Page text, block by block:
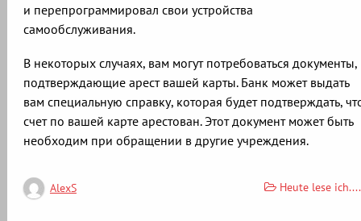
и перепрограммировал свои устройства
самообслуживания.
В некоторых случаях, вам могут потребоваться документы,
подтверждающие арест вашей карты. Банк может выдать
вам специальную справку, которая будет подтверждать,
счет по вашей карте арестован. Этот документ может быть
необходим при обращении в другие учреждения.
AlexS Heute lese ich....